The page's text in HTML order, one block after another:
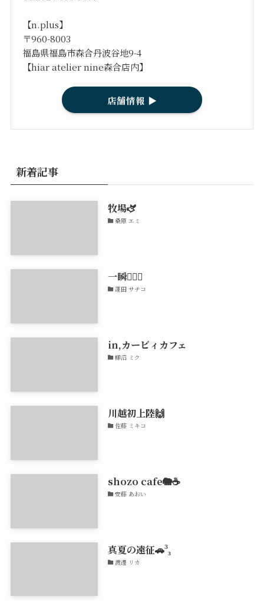
【n.plus】
〒960-8003
福島県福島市森合丹波谷地9-4
【hiar atelier nine森合店内】
店舗情報 ▶︎
新着記事
牧場🫏
桑原 エミ
一瞬🏃🏽‍♂️
蓬田 サチコ
in,カービィカフェ
柳沼 ミク
川越初上陸🙌
佐藤 ミキコ
shozo cafe🐘☕️
安藤 あおい
真夏の遠征🚗³₃
渡邊 リカ